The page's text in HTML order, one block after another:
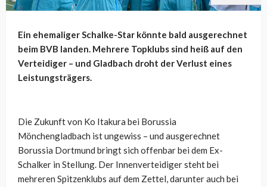
Ein ehemaliger Schalke-Star könnte bald ausgerechnet
beim BVB landen. Mehrere Topklubs sind heiß auf den
Verteidiger – und Gladbach droht der Verlust eines
Leistungsträgers.
Die Zukunft von Ko Itakura bei Borussia
Mönchengladbach ist ungewiss – und ausgerechnet
Borussia Dortmund bringt sich offenbar bei dem Ex-
Schalker in Stellung. Der Innenverteidiger steht bei
mehreren Spitzenklubs auf dem Zettel, darunter auch bei